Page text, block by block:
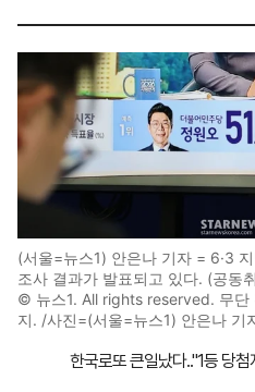
(서울=뉴스1) 안은나 기자 = 6·3
조사 결과가 발표되고 있다. (공
© 뉴스1. All rights reserved. 무단
지. /사진=(서울=뉴스1) 안은나 기